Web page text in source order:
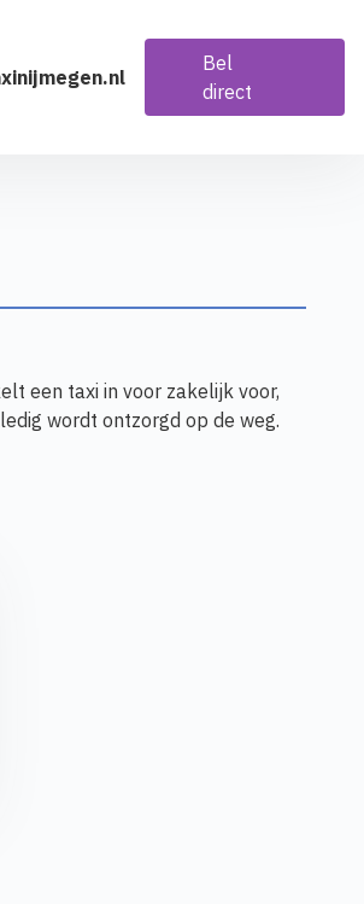
Bel
direct
een taxi in voor zakelijk voor,
wordt ontzorgd op de weg.